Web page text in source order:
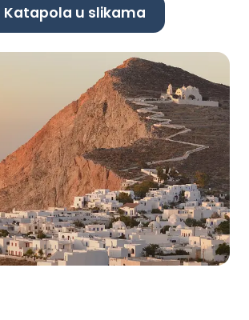
Katapola u slikama